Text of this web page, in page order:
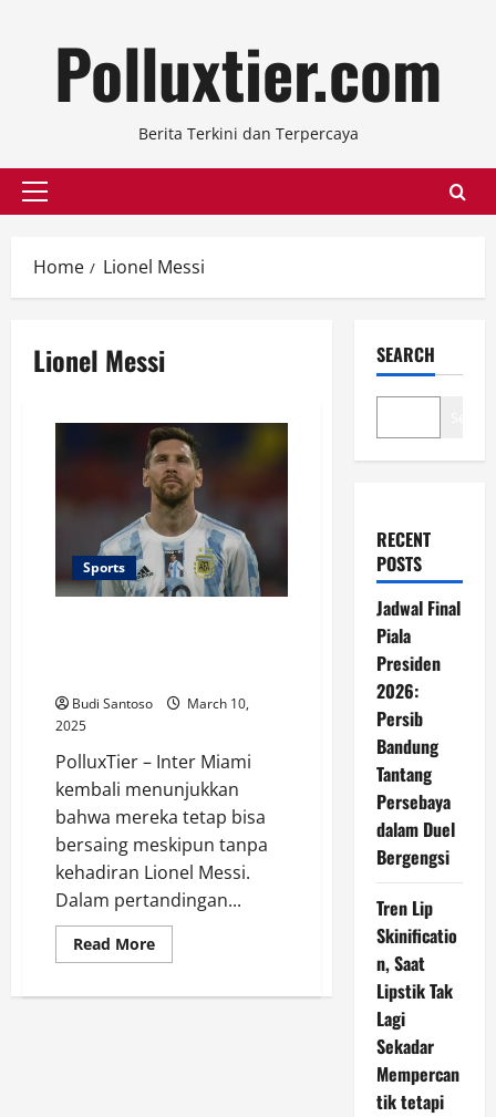
Polluxtier.com
Berita Terkini dan Terpercaya
Primary
Home Lionel Messi
Lionel Messi
Sports
Budi Santoso
March 10,
2025
PolluxTier – Inter Miami
kembali menunjukkan
bahwa mereka tetap bisa
bersaing meskipun tanpa
kehadiran Lionel Messi.
Dalam pertandingan...
Read MoreRead
more
Messi
SEARCH
RECENT
POSTS
Jadwal Final
Piala
Presiden
2026:
Persib
Bandung
Tantang
Persebaya
dalam Duel
Bergengsi
Tren Lip
Skinificatio
n, Saat
Lipstik Tak
Lagi
Sekadar
Mempercan
tik tetapi